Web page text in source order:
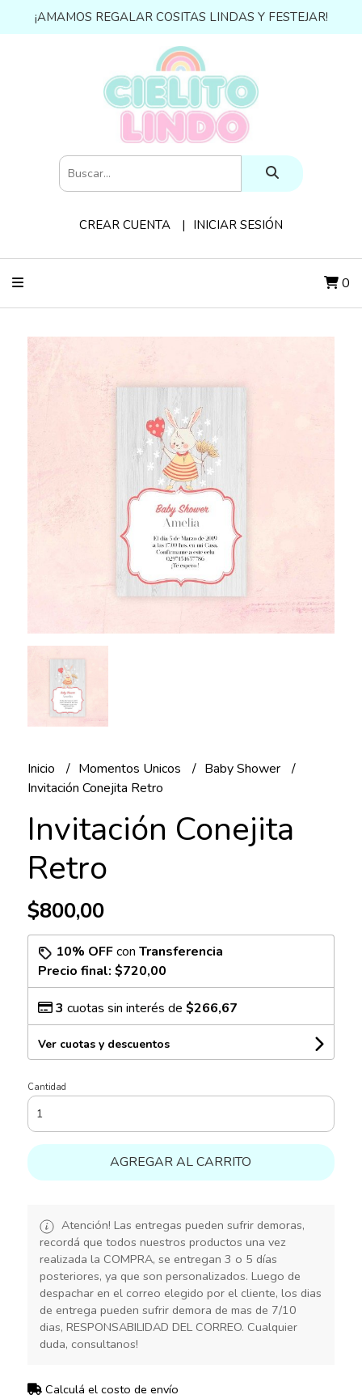
¡AMAMOS REGALAR COSITAS LINDAS Y FESTEJAR!
CREAR CUENTA INICIAR SESIÓN
0
Inicio Momentos Unicos
Baby Shower
Invitación Conejita Retro
Invitación Conejita
Retro
$800,00
10% OFFcon Transferencia
Precio final: $720,00
3 cuotas sin interés de $266,67
Ver cuotas y descuentos
Cantidad
AGREGAR AL CARRITO
Atención! Las entregas pueden sufrir demoras,
recordá que todos nuestros productos una vez
realizada la COMPRA, se entregan 3 o 5 días
posteriores, ya que son personalizados. Luego de
despachar en el correo elegido por el cliente, los dias
de entrega pueden sufrir demora de mas de 7/10
dias, RESPONSABILIDAD DEL CORREO. Cualquier
duda, consultanos!
Calculá el costo de envío